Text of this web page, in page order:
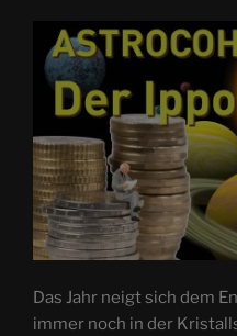
Das Jahr neigt sich dem
immer noch in der